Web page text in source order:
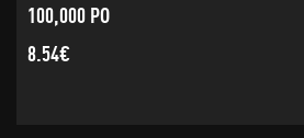
100,000 PO
8.54€